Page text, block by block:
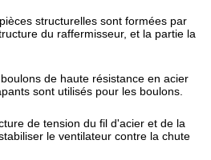
structurelles sont formées par
du raffermisseur, et la partie la
de haute résistance en acier
sont utilisés pour les boulons.
de tension du fil d'acier et de la
le ventilateur contre la chute